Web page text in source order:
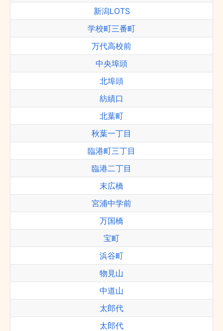
新潟LOTS
学校町三番町
万代高校前
中央埠頭
北埠頭
紡績口
北葉町
秋葉一丁目
臨港町三丁目
臨港二丁目
末広橋
宮浦中学前
万国橋
宝町
浜谷町
物見山
中道山
太郎代
太郎代